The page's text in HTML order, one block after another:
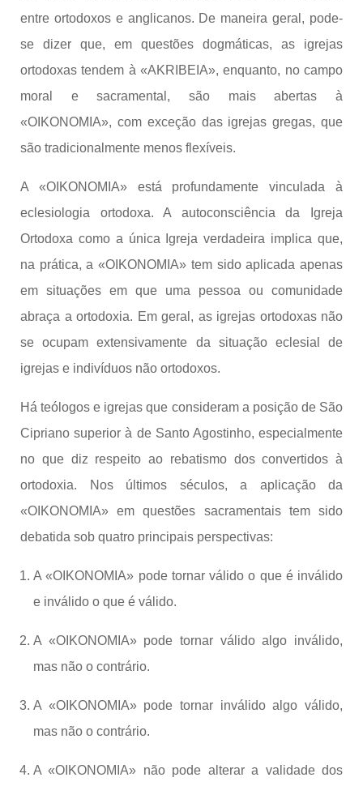
entre ortodoxos e anglicanos. De maneira geral, pode-
se dizer que, em questões dogmáticas, as igrejas
ortodoxas tendem à «AKRIBEIA», enquanto, no campo
moral e sacramental, são mais abertas à
«OIKONOMIA», com exceção das igrejas gregas, que
são tradicionalmente menos flexíveis.
A «OIKONOMIA» está profundamente vinculada à
eclesiologia ortodoxa. A autoconsciência da Igreja
Ortodoxa como a única Igreja verdadeira implica que,
na prática, a «OIKONOMIA» tem sido aplicada apenas
em situações em que uma pessoa ou comunidade
abraça a ortodoxia. Em geral, as igrejas ortodoxas não
se ocupam extensivamente da situação eclesial de
igrejas e indivíduos não ortodoxos.
Há teólogos e igrejas que consideram a posição de São
Cipriano superior à de Santo Agostinho, especialmente
no que diz respeito ao rebatismo dos convertidos à
ortodoxia. Nos últimos séculos, a aplicação da
«OIKONOMIA» em questões sacramentais tem sido
debatida sob quatro principais perspectivas:
A «OIKONOMIA» pode tornar válido o que é inválido
e inválido o que é válido.
A «OIKONOMIA» pode tornar válido algo inválido,
mas não o contrário.
A «OIKONOMIA» pode tornar inválido algo válido,
mas não o contrário.
A «OIKONOMIA» não pode alterar a validade dos